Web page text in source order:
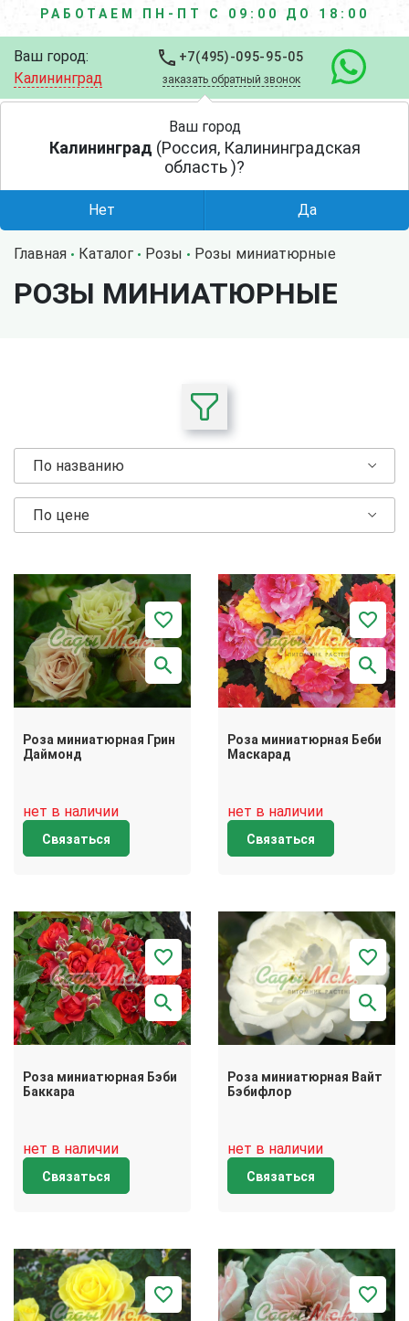
РАБОТАЕМ ПН-ПТ С 09:00 ДО 18:00
Ваш город:
Калининград
+7(495)-095-95-05
заказать обратный звонок
Главная Каталог Розы Розы миниатюрные
РОЗЫ МИНИАТЮРНЫЕ
По названию
По цене
Роза миниатюрная Грин
Даймонд
нет в наличии
Связаться
Роза миниатюрная Беби
Маскарад
нет в наличии
Связаться
Роза миниатюрная Бэби
Баккара
нет в наличии
Связаться
Роза миниатюрная Вайт
Бэбифлор
нет в наличии
Связаться
Ваш город
Калининград (Россия, Калининградская
область )?
Нет Да